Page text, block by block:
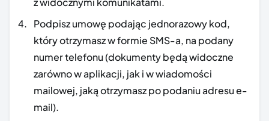
Podpisz umowę podając jednorazowy kod,
który otrzymasz w formie SMS-a, na podany
numer telefonu (dokumenty będą widoczne
zarówno w aplikacji, jak i w wiadomości
mailowej, jaką otrzymasz po podaniu adresu e-
mail).